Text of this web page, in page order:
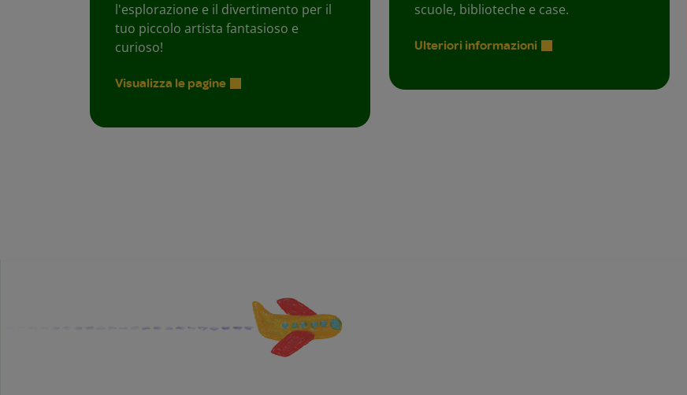
l'esplorazione e il divertimento per il
tuo piccolo artista fantasioso e
curioso!
Visualizza le pagine
scuole, biblioteche e case.
Ulteriori informazioni